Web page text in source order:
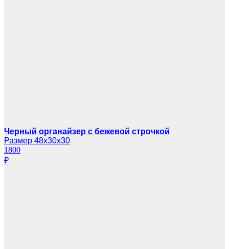
Черный органайзер с бежевой строчкой
Размер 48х30х30
1800
₽